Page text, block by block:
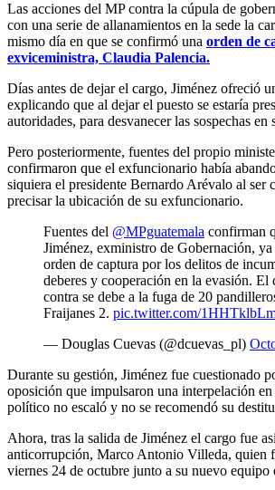
Las acciones del MP contra la cúpula de
con una serie de allanamientos en la sede la
mismo día en que se confirmó una orden de
exviceministra, Claudia Palencia.
Días antes de dejar el cargo, Jiménez ofreció
explicando que al dejar el puesto se estaría
autoridades, para desvanecer las sospechas en
Pero posteriormente, fuentes del propio
confirmaron que el exfuncionario había
siquiera el presidente Bernardo Arévalo al ser
precisar la ubicación de su exfuncionario.
Fuentes del @MPguatemala confirman
Jiménez, exministro de Gobernación, ya
orden de captura por los delitos de
deberes y cooperación en la evasión. El
contra se debe a la fuga de 20
Fraijanes 2. pic.twitter.com/
— Douglas Cuevas (@dcuevas_pl)
Durante su gestión, Jiménez fue cuestionado
oposición que impulsaron una interpelación
político no escaló y no se recomendó su
Ahora, tras la salida de Jiménez el cargo fue
anticorrupción, Marco Antonio Villeda, quien
viernes 24 de octubre junto a su nuevo equipo